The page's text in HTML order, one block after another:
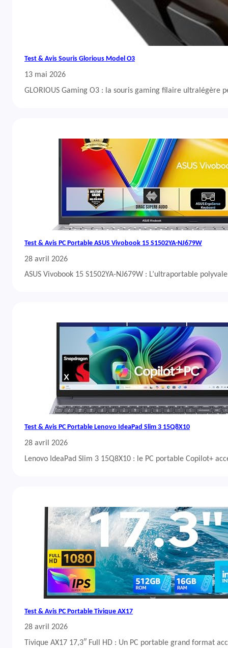
Test & Avis Souris Glorious Model O3
13 mai 2026
GLORIOUS Gaming O3 : la souris gaming filaire ultralégère
Test & Avis PC Portable ASUS Vivobook 15 S1502YA-NJ679W
28 avril 2026
ASUS Vivobook 15 S1502YA-NJ679W : L’ultraportable
Test & Avis PC Portable Lenovo IdeaPad Slim 3 15Q8X10
28 avril 2026
Lenovo IdeaPad Slim 3 15Q8X10 : le PC portable Copilot+
Test & Avis PC Portable Tivique AX17
28 avril 2026
Tivique AX17 17,3″ Full HD : Un PC portable grand format